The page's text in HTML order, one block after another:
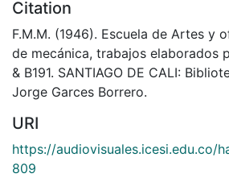
Citation
F.M.M. (1946). Escuela de Artes y
de mecánica, trabajos elaborados
& B191. SANTIAGO DE CALI:
Jorge Garces Borrero.
URI
https://audiovisuales.icesi.edu.co/
809